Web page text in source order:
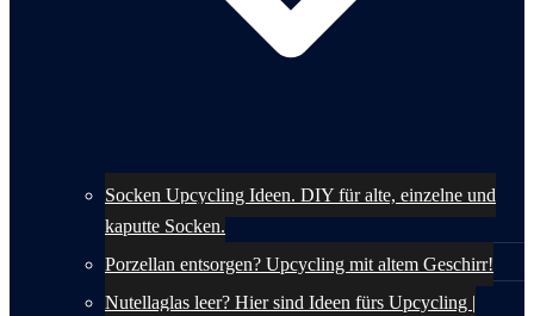
Socken Upcycling Ideen. DIY für alte, einzelne und
kaputte Socken.
Porzellan entsorgen? Upcycling mit altem Geschirr!
Nutellaglas leer? Hier sind Ideen fürs Upcycling |